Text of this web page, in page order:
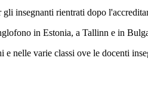
insegnanti rientrati dopo
in Estonia, a Tallinn e in
nelle varie classi ove le docenti